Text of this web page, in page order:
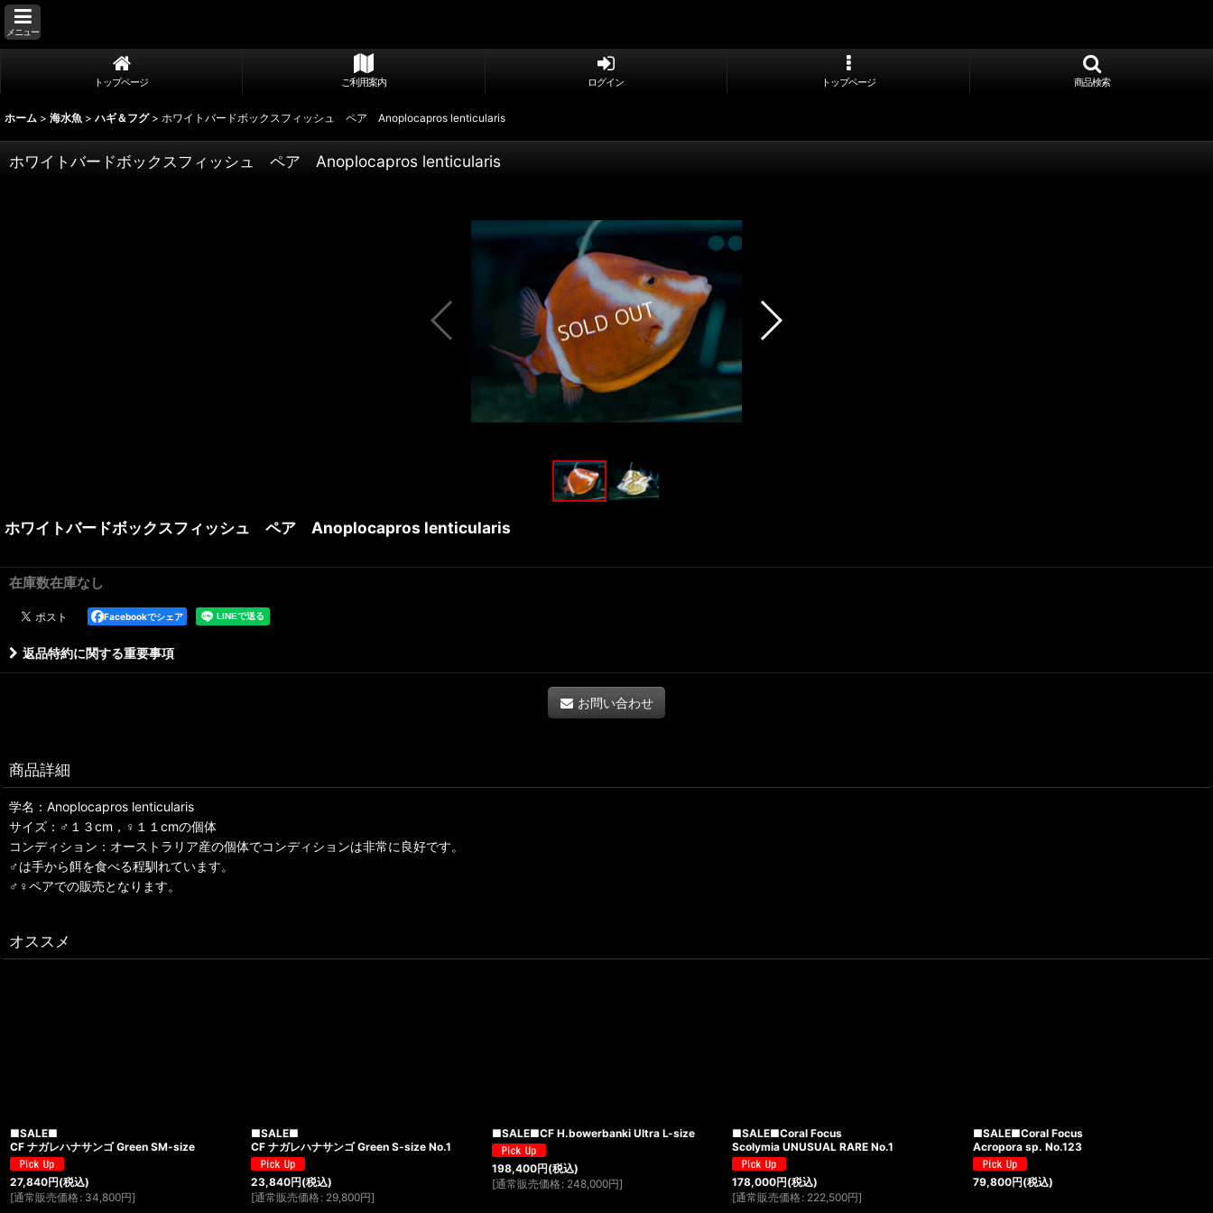
メニュー
トップページ ご利用案内 ログイン トップページ 商品検索
ホーム > 海水魚 > ハギ＆フグ > ホワイトバードボックスフィッシュ ペア Anoplocapros lenticularis
ホワイトバードボックスフィッシュ ペア Anoplocapros lenticularis
ホワイトバードボックスフィッシュ ペア Anoplocapros lenticularis
在庫数在庫なし
Facebookでシェア
返品特約に関する重要事項
お問い合わせ
商品詳細
学名：Anoplocapros lenticularis
サイズ：♂１３cm，♀１１cmの個体
コンディション：オーストラリア産の個体でコンディションは非常に良好です。
♂は手から餌を食べる程馴れています。
♂♀ペアでの販売となります。
オススメ
■SALE■
CF ナガレハナサンゴ Green SM-size
27,840円(税込)
[通常販売価格 : 34,800円]
■SALE■
CF ナガレハナサンゴ Green S-size No.1
23,840円(税込)
[通常販売価格 : 29,800円]
■SALE■CF H.bowerbanki Ultra L-size
198,400円(税込)
[通常販売価格 : 248,000円]
■SALE■Coral Focus
Scolymia UNUSUAL RARE No.1
178,000円(税込)
[通常販売価格 : 222,500円]
■SALE■Coral Focus
Acropora sp. No.123
79,800円(税込)